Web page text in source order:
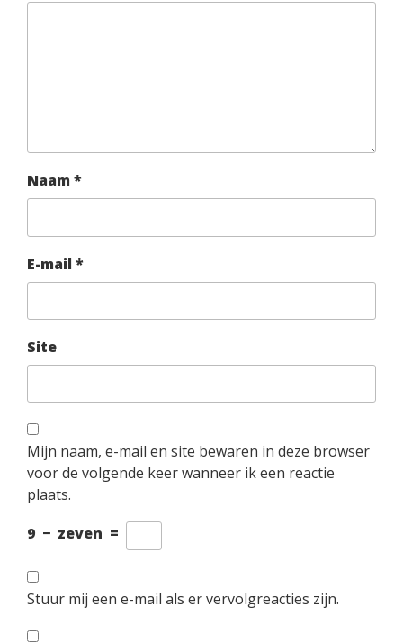
Naam *
E-mail *
Site
Mijn naam, e-mail en site bewaren in deze browser
voor de volgende keer wanneer ik een reactie
plaats.
9 − zeven =
Stuur mij een e-mail als er vervolgreacties zijn.